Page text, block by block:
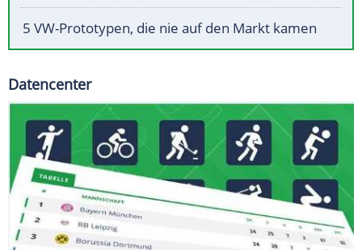
5 VW-Prototypen, die nie auf den Markt kamen
Datencenter